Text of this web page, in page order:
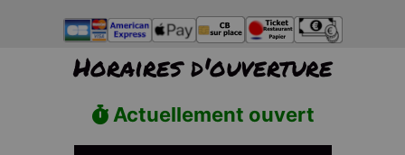
Horaires d'ouverture
Actuellement ouvert